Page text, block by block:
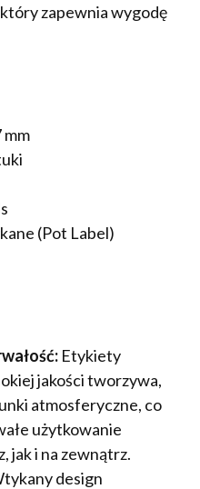
zapewnia wygodę
mm
(Pot Label)
Etykiety
jakości tworzywa,
atmosferyczne, co
użytkowanie
jak i na zewnątrz.
design